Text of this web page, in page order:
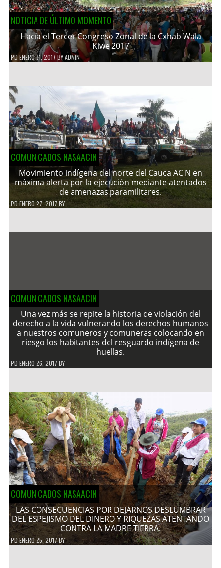
NOTICIA DE ÚLTIMO MOMENTO
Hacía el Tercer Congreso Zonal de la Cxhab Wala
Kiwe 2017
PDENERO 31, 2017 BYADMIN
COMUNICADOS NASAACIN
Movimiento indígena del norte del Cauca ACIN en
máxima alerta por la ejecución mediante atentados
de amenazas paramilitares.
PDENERO 27, 2017 BY
COMUNICADOS NASAACIN
Una vez más se repite la historia de violación del
derecho a la vida vulnerando los derechos humanos
a nuestros comuneros y comuneras colocando en
riesgo los habitantes del resguardo indígena de
huellas.
PD ENERO 26, 2017 BY
COMUNICADOS NASAACIN
LAS CONSECUENCIAS POR DEJARNOS DESLUMBRAR
DEL ESPEJISMO DEL DINERO Y RIQUEZAS ATENTANDO
CONTRA LA MADRE TIERRA.
PDENERO 25, 2017BY